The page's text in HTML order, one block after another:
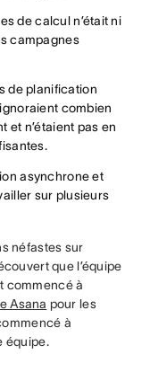
de calcul n’était ni
campagnes
de planification
combien
et n’étaient pas en
asynchrone et
sur plusieurs
néfastes sur
que l’équipe
commencé à
Asana pour les
à
équipe.